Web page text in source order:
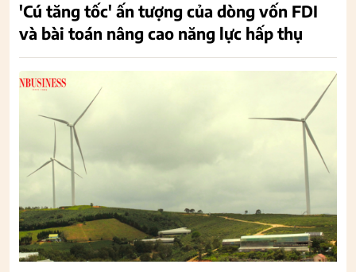
'Cú tăng tốc' ấn tượng của dòng vốn FDI
và bài toán nâng cao năng lực hấp thụ